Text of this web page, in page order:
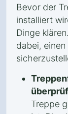
Bevor der
installiert
Dinge
dabei,
Treppe